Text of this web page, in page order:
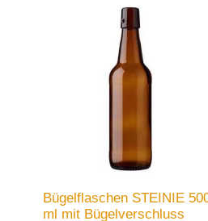
Bügelflaschen STEINIE
ml mit Bügelverschluss